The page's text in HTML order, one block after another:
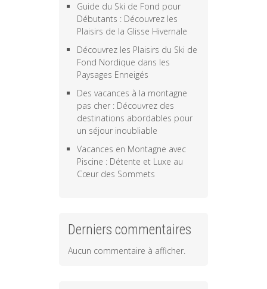
Guide du Ski de Fond pour
Débutants : Découvrez les
Plaisirs de la Glisse Hivernale
Découvrez les Plaisirs du Ski de
Fond Nordique dans les
Paysages Enneigés
Des vacances à la montagne
pas cher : Découvrez des
destinations abordables pour
un séjour inoubliable
Vacances en Montagne avec
Piscine : Détente et Luxe au
Cœur des Sommets
Derniers commentaires
Aucun commentaire à afficher.